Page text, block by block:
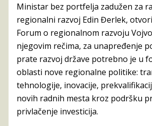
Ministar bez portfelja zadužen za
regionalni razvoj Edin Đerlek,
Forum o regionalnom razvoju
njegovim rečima, za unapređenje
prate razvoj države potrebno je u
oblasti nove regionalne politike:
tehnologije, inovacije,
novih radnih mesta kroz podršku
privlačenje investicija.